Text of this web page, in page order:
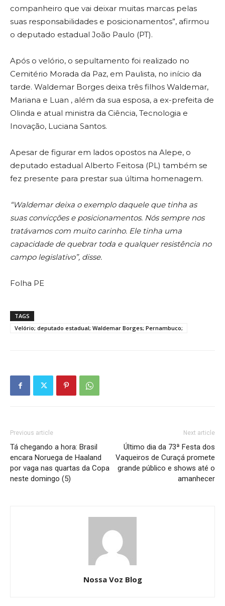
companheiro que vai deixar muitas marcas pelas
suas responsabilidades e posicionamentos”, afirmou
o deputado estadual João Paulo (PT).
Após o velório, o sepultamento foi realizado no
Cemitério Morada da Paz, em Paulista, no início da
tarde. Waldemar Borges deixa três filhos Waldemar,
Mariana e Luan , além da sua esposa, a ex-prefeita de
Olinda e atual ministra da Ciência, Tecnologia e
Inovação, Luciana Santos.
Apesar de figurar em lados opostos na Alepe, o
deputado estadual Alberto Feitosa (PL) também se
fez presente para prestar sua última homenagem.
“Waldemar deixa o exemplo daquele que tinha as
suas convicções e posicionamentos. Nós sempre nos
tratávamos com muito carinho. Ele tinha uma
capacidade de quebrar toda e qualquer resistência no
campo legislativo”, disse.
Folha PE
TAGS
Velório; deputado estadual; Waldemar Borges; Pernambuco;
Previous article
Tá chegando a hora: Brasil
encara Noruega de Haaland
por vaga nas quartas da Copa
neste domingo (5)
Next article
Último dia da 73ª Festa dos
Vaqueiros de Curaçá promete
grande público e shows até o
amanhecer
Nossa Voz Blog